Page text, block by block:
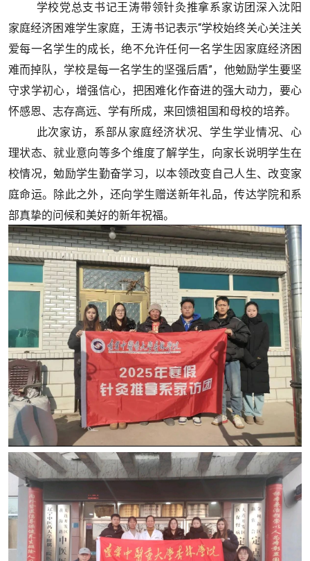
学校党总支书记王涛带领针灸推拿系家访团深入沈阳
家庭经济困难学生家庭，王涛书记表示“学校始终关心关注关
爱每一名学生的成长，绝不允许任何一名学生因家庭经济困
难而掉队，学校是每一名学生的坚强后盾”，他勉励学生要坚
守求学初心，增强信心，把困难化作奋进的强大动力，要心
怀感恩、志存高远、学有所成，来回馈祖国和母校的培养。
此次家访，系部从家庭经济状况、学生学业情况、心
理状态、就业意向等多个维度了解学生，向家长说明学生在
校情况，勉励学生勤奋学习，以本领改变自己人生、改变家
庭命运。除此之外，还向学生赠送新年礼品，传达学院和系
部真挚的问候和美好的新年祝福。